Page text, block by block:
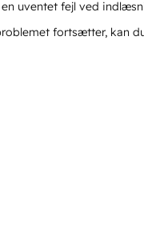
uventet fejl ved
fortsætter, kan